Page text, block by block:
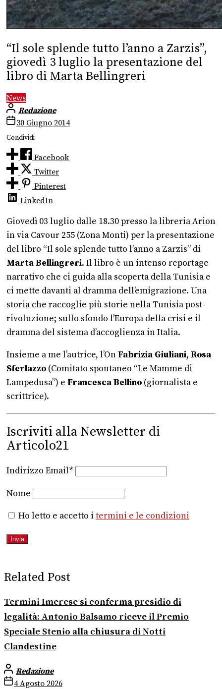
“Il sole splende tutto l’anno a Zarzis”,
giovedì 3 luglio la presentazione del
libro di Marta Bellingreri
News
Redazione
30 Giugno 2014
Condividi
Facebook
Twitter
Pinterest
LinkedIn
Giovedì 03 luglio dalle 18.30 presso la libreria Arion
in via Cavour 255 (Zona Monti) per la presentazione
del libro “Il sole splende tutto l’anno a Zarzis” di
Marta Bellingreri. Il libro è un intenso reportage
narrativo che ci guida alla scoperta della Tunisia e
ci mette davanti al dramma dell’emigrazione. Una
storia che raccoglie più storie nella Tunisia post-
rivoluzione; sullo sfondo l’Europa della crisi e il
dramma del sistema d’accoglienza in Italia.
Insieme a me l’autrice, l’On Fabrizia Giuliani, Rosa
Sferlazzo (Comitato spontaneo “Le Mamme di
Lampedusa”) e Francesca Bellino (giornalista e
scrittrice).
Iscriviti alla Newsletter di
Articolo21
Indirizzo Email*
Nome
Ho letto e accetto i termini e le condizioni
Related Post
Termini Imerese si conferma presidio di
legalità: Antonio Balsamo riceve il Premio
Speciale Stenio alla chiusura di Notti
Clandestine
Redazione
4 Agosto 2026